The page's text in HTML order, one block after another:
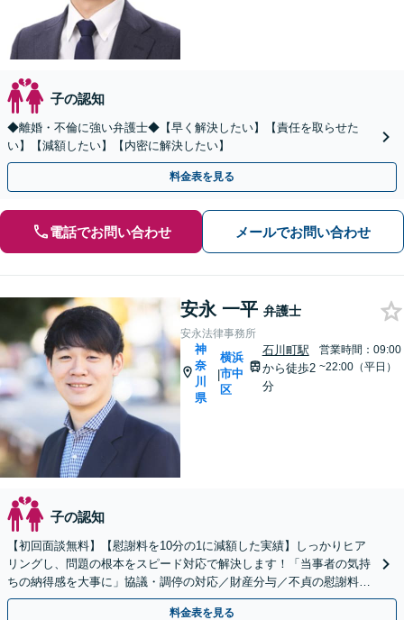
子の認知
◆離婚・不倫に強い弁護士◆【早く解決したい】【責任を取らせた
い】【減額したい】【内密に解決したい】
料金表を見る
電話でお問い合わせ メールでお問い合わせ
安永 一平 弁護士
安永法律事務所
神
奈
川
県
|
横浜
市中
区
石川町駅
から徒歩2
分
営業時間：09:00
~22:00（平日）
子の認知
【初回面談無料】【慰謝料を10分の1に減額した実績】しっかりヒア
リングし、問題の根本をスピード対応で解決します！「当事者の気持
ちの納得感を大事に」協議・調停の対応／財産分与／不貞の慰謝料請
求／親権問題など【秘密厳守】【子連れ相談OK】
料金表を見る